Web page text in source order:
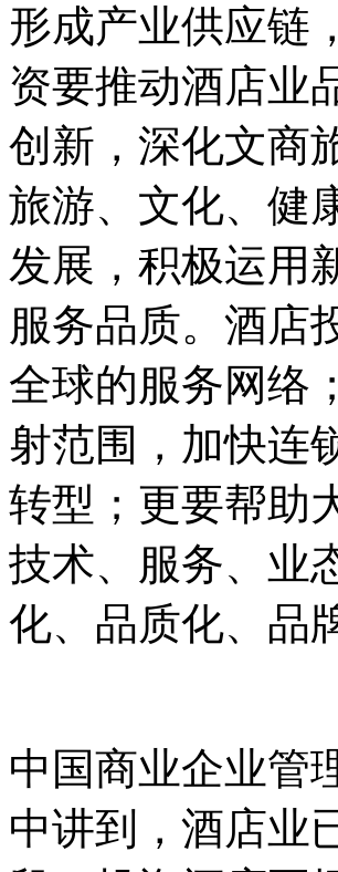
形成产业供应链
资要推动酒店业
创新，深化文商
旅游、文化、健
发展，积极运用
服务品质。酒店
全球的服务网络
射范围，加快连
转型；更要帮助
技术、服务、业
化、品质化、品
中国商业企业管
中讲到，酒店业